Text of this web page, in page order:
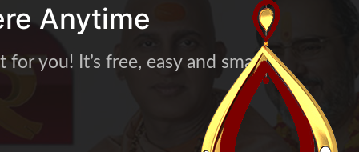
Anytime
you! It’s free, easy and smart